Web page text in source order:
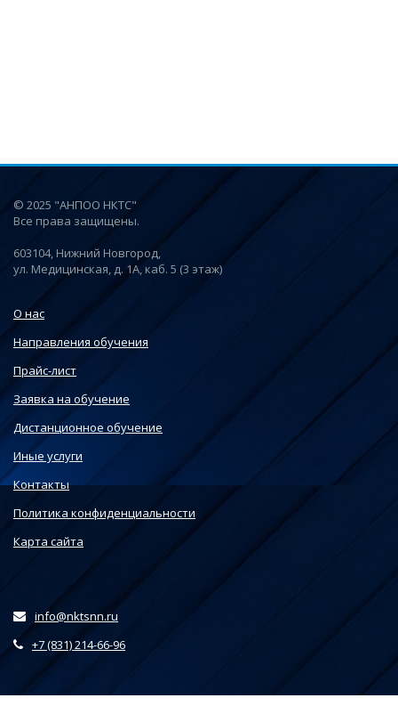
© 2025 "АНПОО НКТС"
Все права защищены.
603104, Нижний Новгород,
ул. Медицинская, д. 1А, каб. 5 (3 этаж)
О нас
Направления обучения
Прайс-лист
Заявка на обучение
Дистанционное обучение
Иные услуги
Контакты
Политика конфиденциальности
Карта сайта
info@nktsnn.ru
+7 (831) 214-66-96